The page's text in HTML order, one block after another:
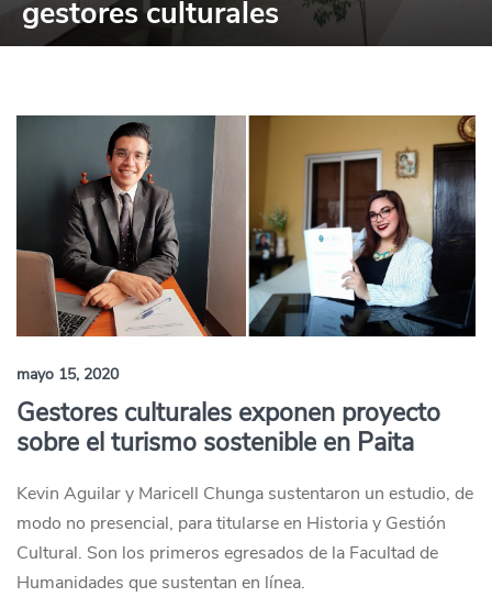
gestores culturales
mayo 15, 2020
Gestores culturales exponen proyecto
sobre el turismo sostenible en Paita
Kevin Aguilar y Maricell Chunga sustentaron un estudio, de
modo no presencial, para titularse en Historia y Gestión
Cultural. Son los primeros egresados de la Facultad de
Humanidades que sustentan en línea.